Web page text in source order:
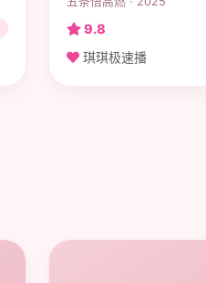
9.8
琪琪极速播